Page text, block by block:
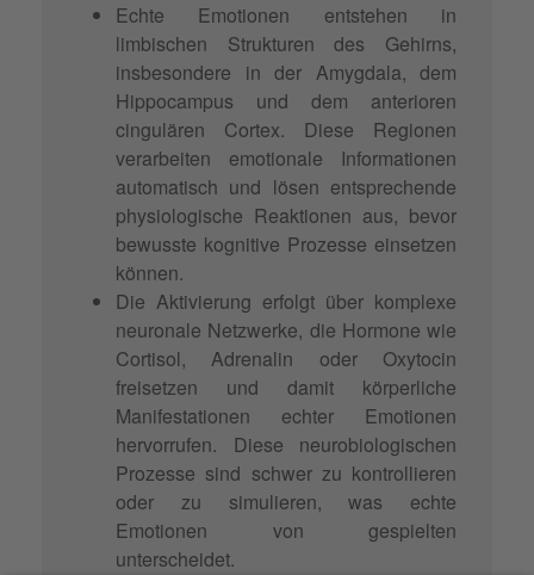
Echte Emotionen entstehen in
limbischen Strukturen des Gehirns,
insbesondere in der Amygdala, dem
Hippocampus und dem anterioren
cingulären Cortex. Diese Regionen
verarbeiten emotionale Informationen
automatisch und lösen entsprechende
physiologische Reaktionen aus, bevor
bewusste kognitive Prozesse einsetzen
können.
Die Aktivierung erfolgt über komplexe
neuronale Netzwerke, die Hormone wie
Cortisol, Adrenalin oder Oxytocin
freisetzen und damit körperliche
Manifestationen echter Emotionen
hervorrufen. Diese neurobiologischen
Prozesse sind schwer zu kontrollieren
oder zu simulieren, was echte
Emotionen von gespielten
unterscheidet.